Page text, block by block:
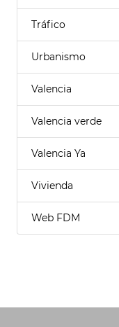
Tráfico
Urbanismo
Valencia
Valencia verde
Valencia Ya
Vivienda
Web FDM